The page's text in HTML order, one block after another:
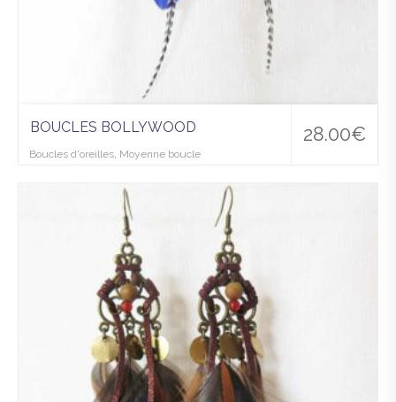
28.00€
BOUCLES BOLLYWOOD
Boucles d'oreilles Moyenne boucle